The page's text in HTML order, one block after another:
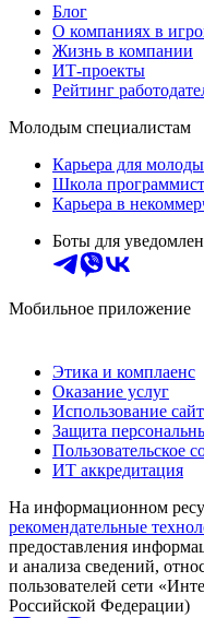
Блог
О компаниях в
Жизнь в компании
ИТ-проекты
Рейтинг
Молодым специалистам
Карьера для
Школа
Карьера в
Боты для
Мобильное приложение
Этика и комплаенс
Оказание услуг
Использование
Защита
Пользовательское
ИТ аккредитация
На информационном
рекомендательные
предоставления
и анализа сведений,
пользователей сети
Российской Федерации)